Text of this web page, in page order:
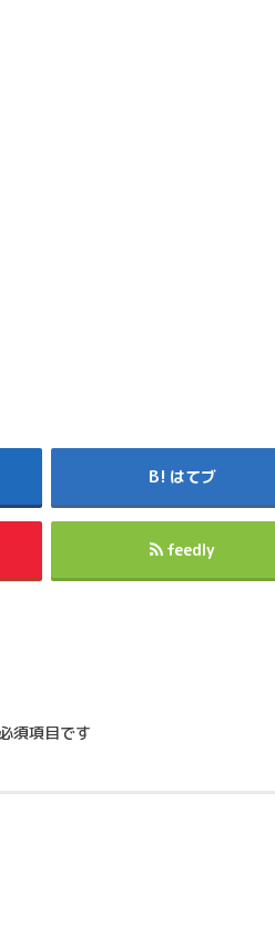
はてブ
feedly
須項目です